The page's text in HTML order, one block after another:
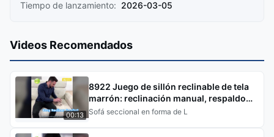
Tiempo de lanzamiento: 2026-03-05
Videos Recomendados
00:13
8922 Juego de sillón reclinable de tela
marrón: reclinación manual, respaldo
alto, ideal para una vida acogedora y
Sofá seccional en forma de L